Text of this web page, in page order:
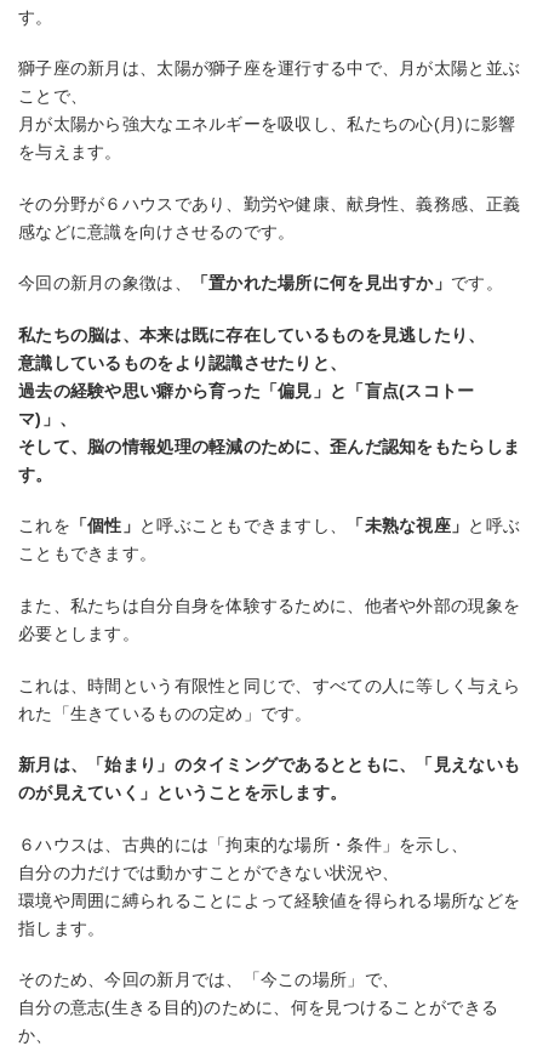
す。
獅子座の新月は、太陽が獅子座を運行する中で、月が太陽と並ぶ
ことで、
月が太陽から強大なエネルギーを吸収し、私たちの心(月)に影響
を与えます。
その分野が６ハウスであり、勤労や健康、献身性、義務感、正義
感などに意識を向けさせるのです。
今回の新月の象徴は、 「置かれた場所に何を見出すか」 です。
私たちの脳は、本来は既に存在しているものを見逃したり、
意識しているものをより認識させたりと、
過去の経験や思い癖から育った「偏見」と「盲点(スコトー
マ)」、
そして、脳の情報処理の軽減のために、歪んだ認知をもたらしま
す。
これを 「個性」 と呼ぶこともできますし、 「未熟な視座」 と呼ぶ
こともできます。
また、私たちは自分自身を体験するために、他者や外部の現象を
必要とします。
これは、時間という有限性と同じで、すべての人に等しく与えら
れた「生きているものの定め」です。
新月は、「始まり」のタイミングであるとともに、「見えないも
のが見えていく」ということを示します。
６ハウスは、古典的には「拘束的な場所・条件」を示し、
自分の力だけでは動かすことができない状況や、
環境や周囲に縛られることによって経験値を得られる場所などを
指します。
そのため、今回の新月では、「今この場所」で、
自分の意志(生きる目的)のために、何を見つけることができる
か、